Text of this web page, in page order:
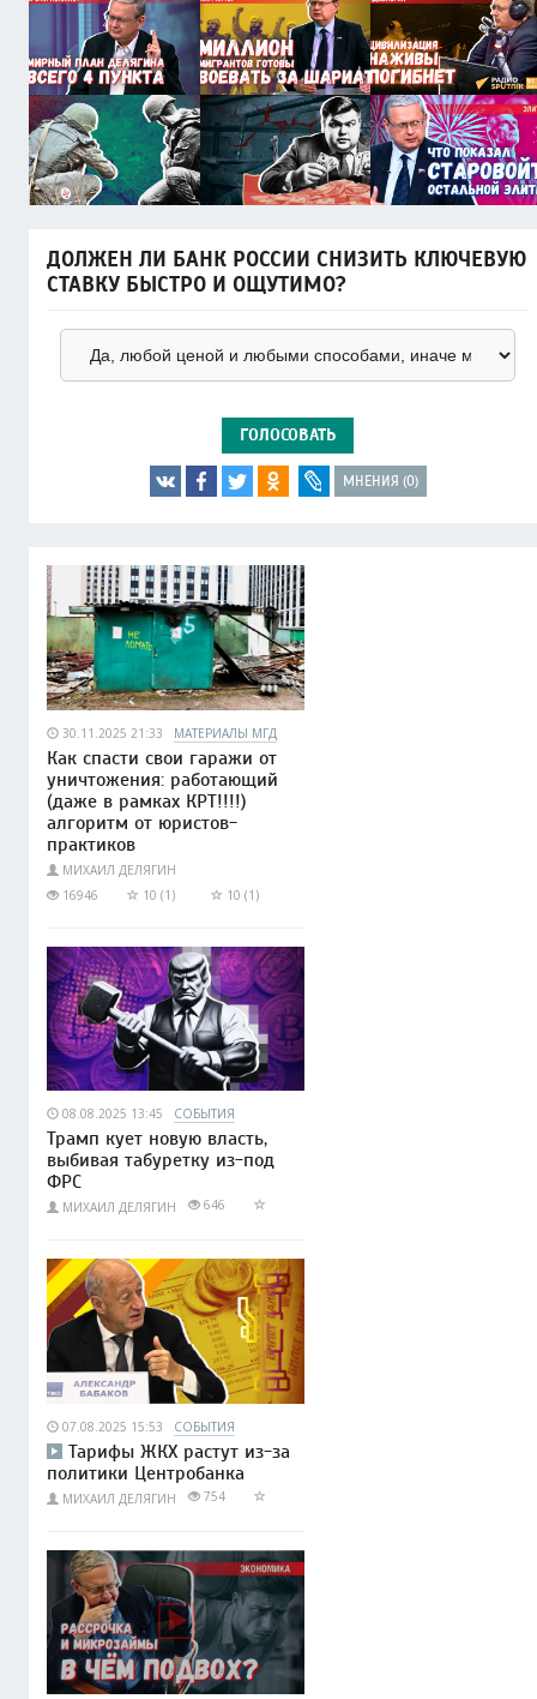
ДОЛЖЕН ЛИ БАНК РОССИИ СНИЗИТЬ КЛЮЧЕВУЮ
СТАВКУ БЫСТРО И ОЩУТИМО?
ГОЛОСОВАТЬ
МНЕНИЯ (0)
30.11.2025 21:33 МАТЕРИАЛЫ МГД
Как спасти свои гаражи от
уничтожения: работающий
(даже в рамках КРТ!!!!)
алгоритм от юристов-
практиков
МИХАИЛ ДЕЛЯГИН
16946
10 (1) 10 (1)
08.08.2025 13:45 СОБЫТИЯ
Трамп кует новую власть,
выбивая табуретку из-под
ФРС
МИХАИЛ ДЕЛЯГИН 646
07.08.2025 15:53 СОБЫТИЯ
Тарифы ЖКХ растут из-за
политики Центробанка
МИХАИЛ ДЕЛЯГИН 754